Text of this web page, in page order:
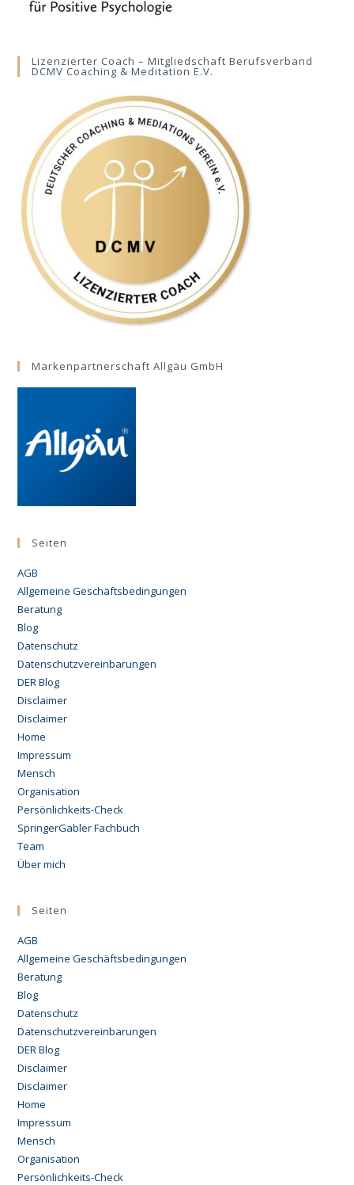
Lizenzierter Coach – Mitgliedschaft Berufsverband
DCMV Coaching & Meditation E.V.
Markenpartnerschaft Allgäu GmbH
Seiten
AGB
Allgemeine Geschäftsbedingungen
Beratung
Blog
Datenschutz
Datenschutzvereinbarungen
DER Blog
Disclaimer
Disclaimer
Home
Impressum
Mensch
Organisation
Persönlichkeits-Check
SpringerGabler Fachbuch
Team
Über mich
Seiten
AGB
Allgemeine Geschäftsbedingungen
Beratung
Blog
Datenschutz
Datenschutzvereinbarungen
DER Blog
Disclaimer
Disclaimer
Home
Impressum
Mensch
Organisation
Persönlichkeits-Check